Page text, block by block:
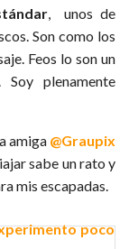
, unos de
Son como los
Feos lo son un
plenamente
amiga @Graupix
sabe un rato y
mis escapadas.